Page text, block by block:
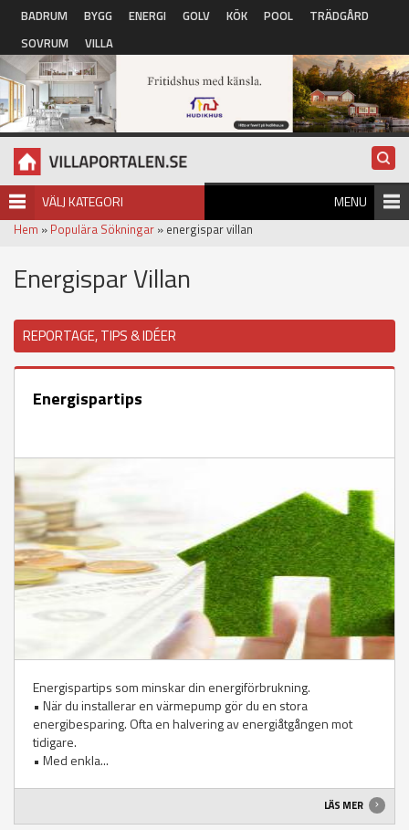
Hoppa till huvudinnehåll
BADRUM BYGG ENERGI GOLV KÖK POOL
TRÄDGÅRD
SOVRUM
VILLA
VÄLJ KATEGORI MENU
Hem » Populära Sökningar » energispar villan
Energispar Villan
REPORTAGE, TIPS & IDÉER
Energispartips
Energispartips som minskar din energiförbrukning.
• När du installerar en värmepump gör du en stora
energibesparing. Ofta en halvering av energiåtgången mot
tidigare.
• Med enkla...
LÄS MER